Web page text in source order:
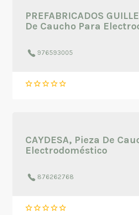
PREFABRICADOS
De Caucho Para
976593005
CAYDESA, Pieza De
Electrodoméstico
876262768